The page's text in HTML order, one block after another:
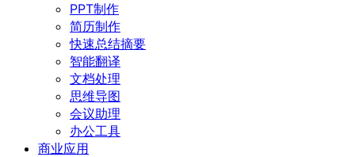
PPT制作
简历制作
快速总结摘要
智能翻译
文档处理
思维导图
会议助理
办公工具
商业应用